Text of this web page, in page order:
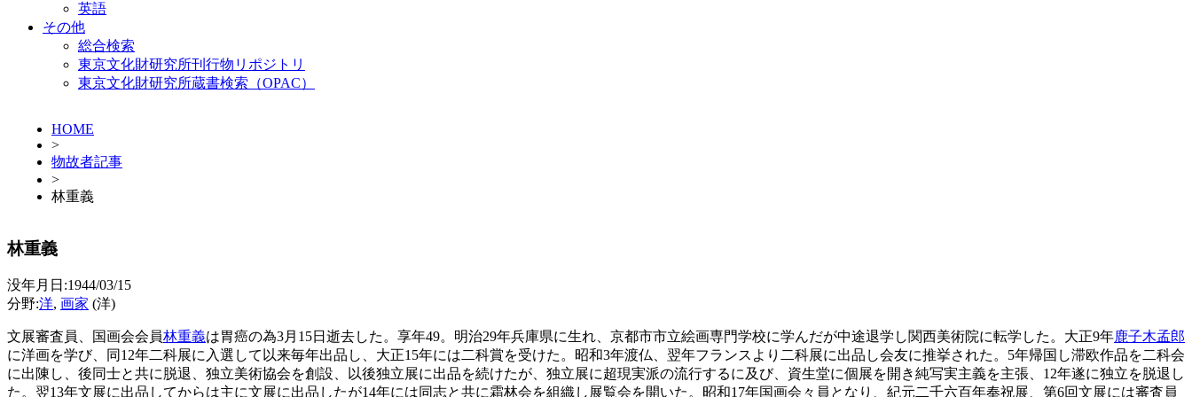
英語
その他
総合検索
東京文化財研究所刊行物リポジトリ
東京文化財研究所蔵書検索（OPAC）
HOME
>
物故者記事
>
林重義
林重義
没年月日:1944/03/15
分野:洋, 画家 (洋)
文展審査員、国画会会員林重義は胃癌の為3月15日逝去した。享年49。明治29年兵庫県に生れ、京都市市立絵画専門学校に学んだが中途退学し関西美術院に転学した。大正9年鹿子木孟郎
に洋画を学び、同12年二科展に入選して以来毎年出品し、大正15年には二科賞を受けた。昭和3年渡仏、翌年フランスより二科展に出品し会友に推挙された。5年帰国し滞欧作品を二科会
に出陳し、後同士と共に脱退、独立美術協会を創設、以後独立展に出品を続けたが、独立展に超現実派の流行するに及び、資生堂に個展を開き純写実主義を主張、12年遂に独立を脱退し
た。翌13年文展に出品してからは主に文展に出品したが14年には同志と共に霜林会を組織し展覧会を開いた。昭和17年国画会々員となり、紀元二千六百年奉祝展、第6回文展には審査員